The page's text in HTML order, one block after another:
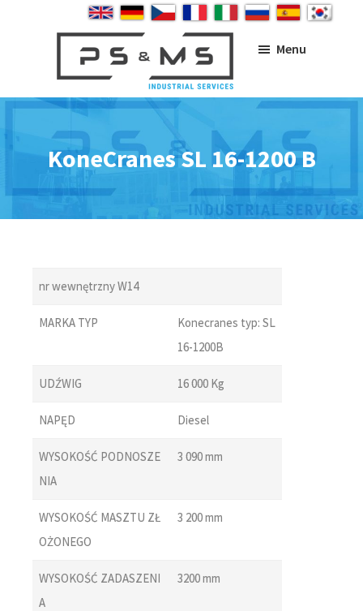
PS&MS
Menu
KoneCranes SL 16-1200 B
nr wewnętrzny W14
MARKA TYP
Konecranes typ: SL
16-1200B
UDŹWIG 16 000 Kg
NAPĘD Diesel
WYSOKOŚĆ PODNOSZE
NIA
3 090 mm
WYSOKOŚĆ MASZTU ZŁ
OŻONEGO
3 200 mm
WYSOKOŚĆ ZADASZENI
A
3200 mm